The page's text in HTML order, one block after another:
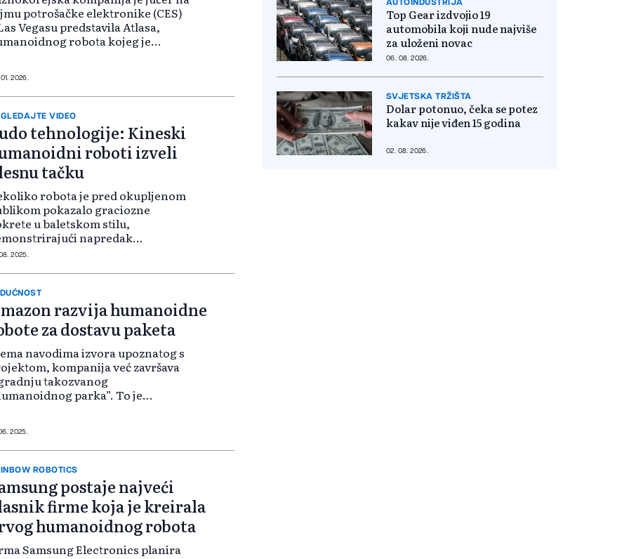
potrošačke elektronike (CES)
Vegasu predstavila Atlasa,
robota kojeg je
Hyundai planira da Atlasa
2026.
VIDEO
tehnologije: Kineski
roboti izveli
tačku
robota je pred okupljenom
pokazalo graciozne
u baletskom stilu,
napredak
u polju humanoidne
jula i dizajniran je za istraživače
inteligenci...
2025.
razvija humanoidne
za dostavu paketa
navodima izvora upoznatog s
kompanija već završava
takozvanog
parka”. To je
Francisku, gdje će se uskoro
testiranja robota...
2025.
ROBOTICS
postaje najveći
firme koja je kreirala
humanoidnog robota
Samsung Electronics planira
AUTOINDUSTRIJA
Top Gear izdvojio 19
automobila koji nude najviše
za uloženi novac
06. 08. 2026.
SVJETSKA TRŽIŠTA
Dolar potonuo, čeka se potez
kakav nije viđen 15 godina
02. 08. 2026.